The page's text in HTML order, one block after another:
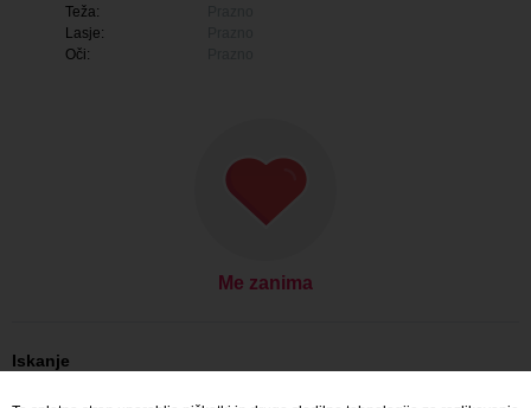
Teža:
Lasje:
Oči:
Me zanima
Iskanje
On išče njo: Moški, 35